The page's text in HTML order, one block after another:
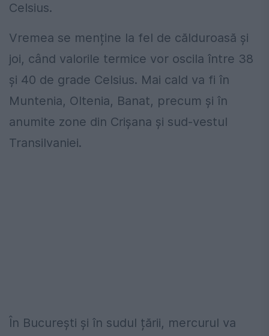
Celsius.
Vremea se menține la fel de călduroasă și
joi, când valorile termice vor oscila între 38
și 40 de grade Celsius. Mai cald va fi în
Muntenia, Oltenia, Banat, precum și în
anumite zone din Crișana și sud-vestul
Transilvaniei.
În București și în sudul țării, mercurul va